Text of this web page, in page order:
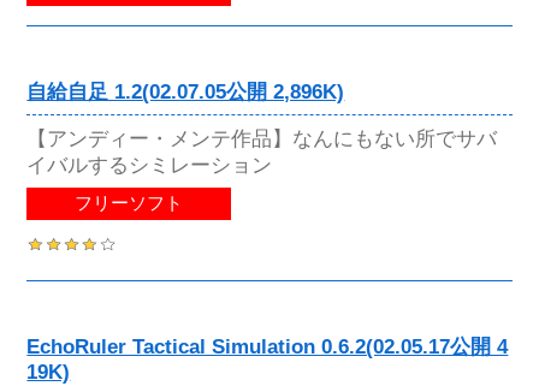
自給自足 1.2(02.07.05公開 2,896K)
【アンディー・メンテ作品】なんにもない所でサバ
イバルするシミレーション
フリーソフト
EchoRuler Tactical Simulation 0.6.2(02.05.17公開 4
19K)